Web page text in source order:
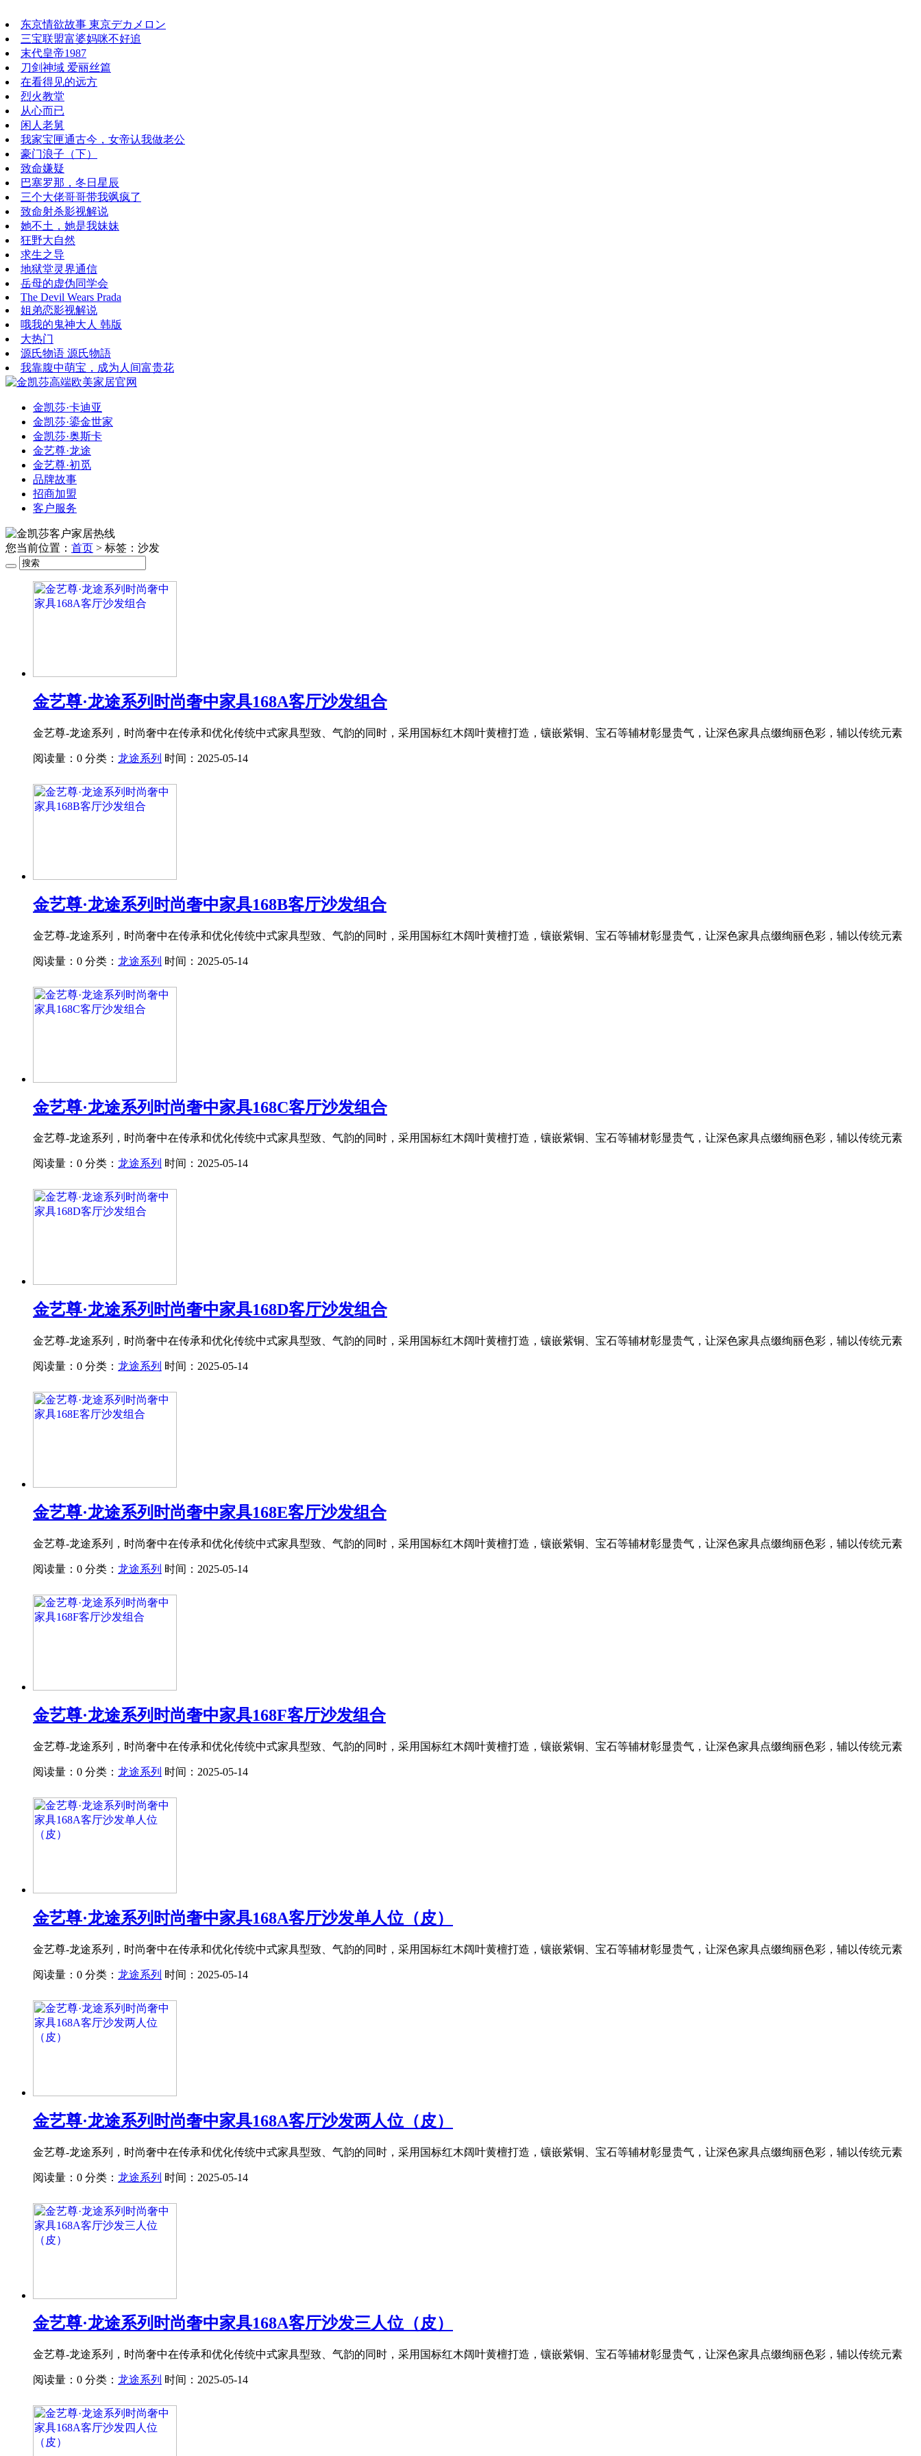
东京情欲故事 東京デカメロン
三宝联盟富婆妈咪不好追
末代皇帝1987
刀剑神域 爱丽丝篇
在看得见的远方
烈火教堂
从心而已
闲人老舅
我家宝匣通古今，女帝认我做老公
豪门浪子（下）
致命嫌疑
巴塞罗那，冬日星辰
三个大佬哥哥带我飒疯了
致命射杀影视解说
她不土，她是我妹妹
狂野大自然
求生之导
地狱堂灵界通信
岳母的虚伪同学会
The Devil Wears Prada
姐弟恋影视解说
哦我的鬼神大人 韩版
大热门
源氏物语 源氏物語
我靠腹中萌宝，成为人间富贵花
金凯莎·卡迪亚
金凯莎·鎏金世家
金凯莎·奥斯卡
金艺尊·龙途
金艺尊·初觅
品牌故事
招商加盟
客户服务
您当前位置： 首页 > 标签：沙发
金艺尊·龙途系列时尚奢中家具168A客厅沙发组合
金艺尊-龙途系列，时尚奢中在传承和优化传统中式家具型致、气韵的同时，采用国标红木阔叶黄檀打造，镶嵌紫铜、宝石等辅材彰显贵气，让深色家具点缀绚丽色彩，辅以传统元素
阅读量：0 分类： 龙途系列 时间：2025-05-14
金艺尊·龙途系列时尚奢中家具168B客厅沙发组合
金艺尊-龙途系列，时尚奢中在传承和优化传统中式家具型致、气韵的同时，采用国标红木阔叶黄檀打造，镶嵌紫铜、宝石等辅材彰显贵气，让深色家具点缀绚丽色彩，辅以传统元素
阅读量：0 分类： 龙途系列 时间：2025-05-14
金艺尊·龙途系列时尚奢中家具168C客厅沙发组合
金艺尊-龙途系列，时尚奢中在传承和优化传统中式家具型致、气韵的同时，采用国标红木阔叶黄檀打造，镶嵌紫铜、宝石等辅材彰显贵气，让深色家具点缀绚丽色彩，辅以传统元素
阅读量：0 分类： 龙途系列 时间：2025-05-14
金艺尊·龙途系列时尚奢中家具168D客厅沙发组合
金艺尊-龙途系列，时尚奢中在传承和优化传统中式家具型致、气韵的同时，采用国标红木阔叶黄檀打造，镶嵌紫铜、宝石等辅材彰显贵气，让深色家具点缀绚丽色彩，辅以传统元素
阅读量：0 分类： 龙途系列 时间：2025-05-14
金艺尊·龙途系列时尚奢中家具168E客厅沙发组合
金艺尊-龙途系列，时尚奢中在传承和优化传统中式家具型致、气韵的同时，采用国标红木阔叶黄檀打造，镶嵌紫铜、宝石等辅材彰显贵气，让深色家具点缀绚丽色彩，辅以传统元素
阅读量：0 分类： 龙途系列 时间：2025-05-14
金艺尊·龙途系列时尚奢中家具168F客厅沙发组合
金艺尊-龙途系列，时尚奢中在传承和优化传统中式家具型致、气韵的同时，采用国标红木阔叶黄檀打造，镶嵌紫铜、宝石等辅材彰显贵气，让深色家具点缀绚丽色彩，辅以传统元素
阅读量：0 分类： 龙途系列 时间：2025-05-14
金艺尊·龙途系列时尚奢中家具168A客厅沙发单人位（皮）
金艺尊-龙途系列，时尚奢中在传承和优化传统中式家具型致、气韵的同时，采用国标红木阔叶黄檀打造，镶嵌紫铜、宝石等辅材彰显贵气，让深色家具点缀绚丽色彩，辅以传统元素
阅读量：0 分类： 龙途系列 时间：2025-05-14
金艺尊·龙途系列时尚奢中家具168A客厅沙发两人位（皮）
金艺尊-龙途系列，时尚奢中在传承和优化传统中式家具型致、气韵的同时，采用国标红木阔叶黄檀打造，镶嵌紫铜、宝石等辅材彰显贵气，让深色家具点缀绚丽色彩，辅以传统元素
阅读量：0 分类： 龙途系列 时间：2025-05-14
金艺尊·龙途系列时尚奢中家具168A客厅沙发三人位（皮）
金艺尊-龙途系列，时尚奢中在传承和优化传统中式家具型致、气韵的同时，采用国标红木阔叶黄檀打造，镶嵌紫铜、宝石等辅材彰显贵气，让深色家具点缀绚丽色彩，辅以传统元素
阅读量：0 分类： 龙途系列 时间：2025-05-14